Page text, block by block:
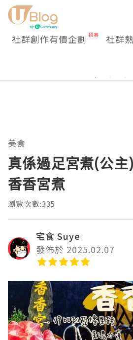
社群創作有價企劃 社群
美食
真係過足宮煮(公
香香宮煮
瀏覽次數:335
宅食 Suye
發佈於 2025.02.07